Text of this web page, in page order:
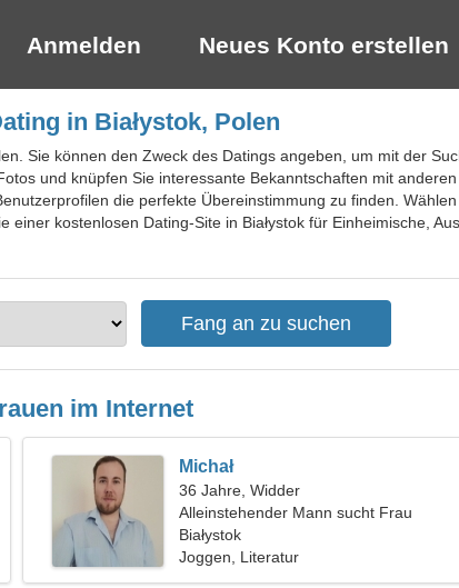
Anmelden Neues Konto erstellen
in Białystok, Polen
Sie können den Zweck des Datings angeben, um mit der
und knüpfen Sie interessante Bekanntschaften mit anderen
die perfekte Übereinstimmung zu finden.
kostenlosen Dating-Site in Białystok für Einheimische,
im Internet
Michał
36 Jahre, Widder
Alleinstehender Mann sucht Frau
Białystok
Joggen, Literatur